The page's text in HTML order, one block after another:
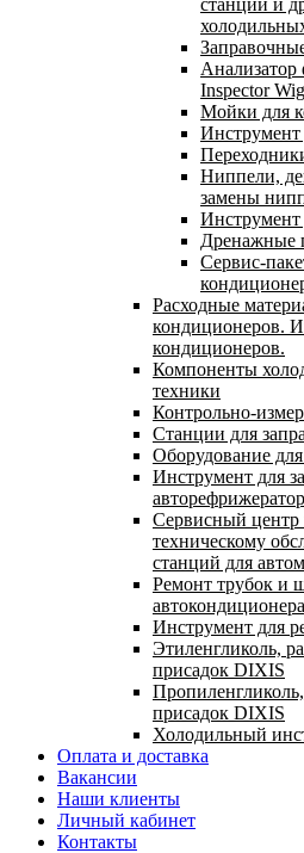
станции и
Анализатор
Inspector
Мойки для
Инструмент
Ниппели,
замены
Инструмент
Дренажные
Сервис-
Расходные
кондиционеров.
кондиционеров.
Компоненты
техники
Контрольно-
Станции для
Оборудование
Инструмент для
Сервисный центр
техническому
станций для
Ремонт трубок и
Инструмент для
Этиленгликоль,
присадок DIXIS
присадок DIXIS
Холодильный
Оплата и доставка
Вакансии
Наши клиенты
Личный кабинет
Контакты